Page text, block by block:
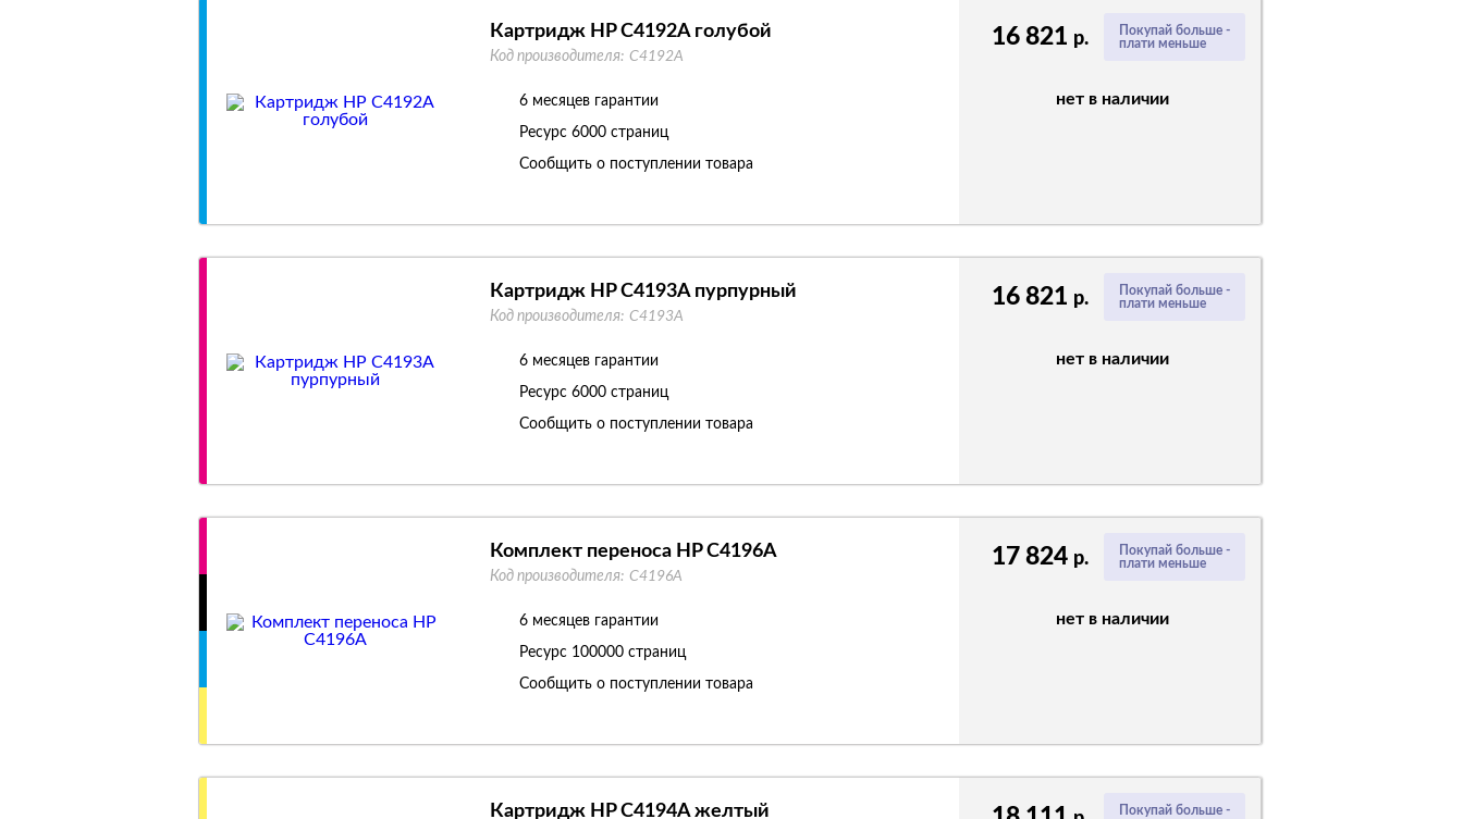
Покупай больше -
плати меньше
16 821 р.
нет в наличии
Картридж HP C4192A голубой
Код производителя: C4192A
6 месяцев гарантии
Ресурс 6000 страниц
Сообщить о поступлении товара
Покупай больше -
плати меньше
16 821 р.
нет в наличии
Картридж HP C4193A пурпурный
Код производителя: C4193A
6 месяцев гарантии
Ресурс 6000 страниц
Сообщить о поступлении товара
Покупай больше -
плати меньше
17 824 р.
нет в наличии
Комплект переноса HP C4196A
Код производителя: C4196A
6 месяцев гарантии
Ресурс 100000 страниц
Сообщить о поступлении товара
Покупай больше -
Картридж HP C4194A желтый